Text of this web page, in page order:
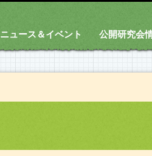
ニュース＆イベント 公開研究会